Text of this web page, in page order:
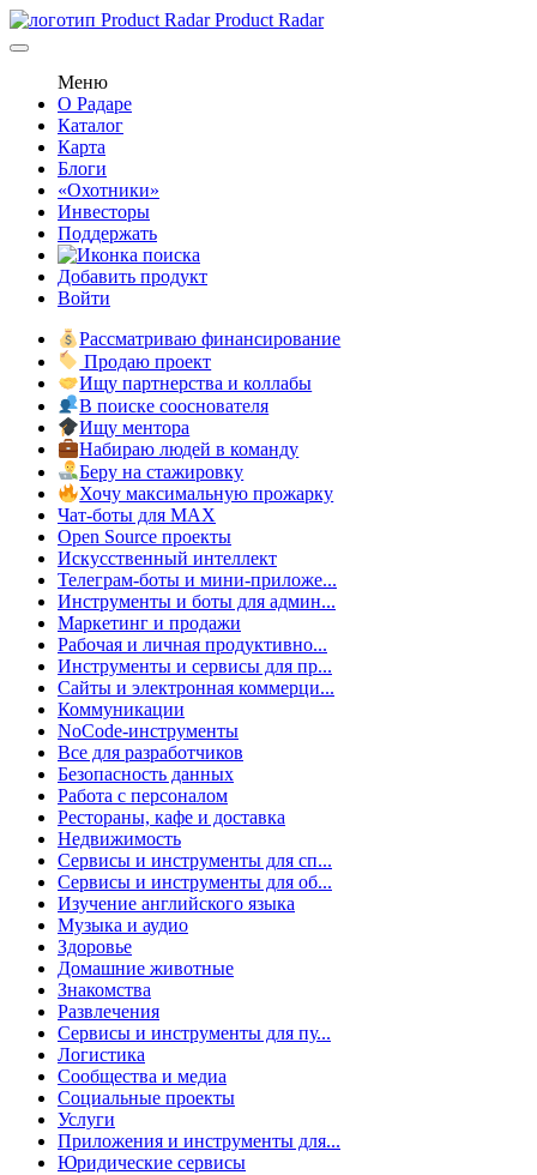
Product Radar
Меню
О Радаре
Каталог
Карта
Блоги
«Охотники»
Инвесторы
Поддержать
Добавить продукт
Войти
Рассматриваю финансирование
Продаю проект
Ищу партнерства и коллабы
В поиске сооснователя
Ищу ментора
Набираю людей в команду
Беру на стажировку
Хочу максимальную прожарку
Чат-боты для MAX
Open Source проекты
Искусственный интеллект
Телеграм-боты и мини-приложе...
Инструменты и боты для админ...
Маркетинг и продажи
Рабочая и личная продуктивно...
Инструменты и сервисы для пр...
Сайты и электронная коммерци...
Коммуникации
NoCode-инструменты
Все для разработчиков
Безопасность данных
Работа с персоналом
Рестораны, кафе и доставка
Недвижимость
Сервисы и инструменты для сп...
Сервисы и инструменты для об...
Изучение английского языка
Музыка и аудио
Здоровье
Домашние животные
Знакомства
Развлечения
Сервисы и инструменты для пу...
Логистика
Сообщества и медиа
Социальные проекты
Услуги
Приложения и инструменты для...
Юридические сервисы